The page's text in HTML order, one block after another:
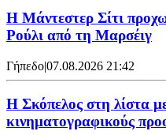
Η Μάντεστερ Σίτι
Ρούλι από τη Μαρσέιγ
Γήπεδο|07.08.2026 21:42
Η Σκόπελος στη λίστα
κινηματογραφικούς